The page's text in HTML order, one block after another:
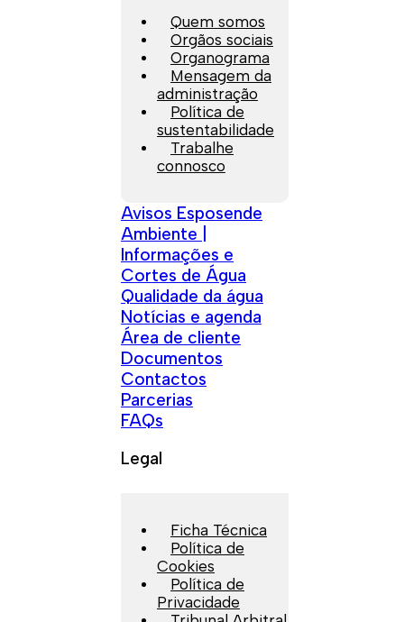
Quem somos
Orgãos sociais
Organograma
Mensagem da
administração
Política de
sustentabilidade
Trabalhe
connosco
Avisos Esposende
Ambiente |
Informações e
Cortes de Água
Qualidade da água
Notícias e agenda
Área de cliente
Documentos
Contactos
Parcerias
FAQs
Legal
Ficha Técnica
Política de
Cookies
Política de
Privacidade